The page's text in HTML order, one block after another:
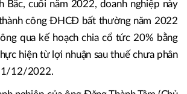
công ĐHCĐ bất thường năm 2022
qua kế hoạch chia cổ tức 20% bằng
hiện từ lợi nhuận sau thuế chưa phân
12/2022.
nghiệp của ông Đặng Thành Tâm (Chủ